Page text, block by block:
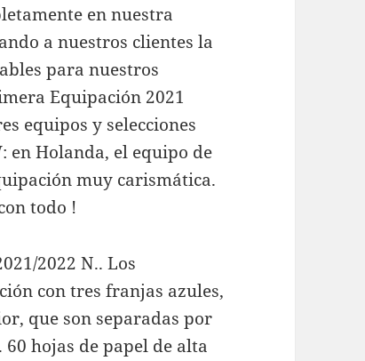
en nuestra
a nuestros clientes la
para nuestros
Equipación 2021
equipos y selecciones
en Holanda, el equipo de
muy carismática.
todo !
2022 N.. Los
con tres franjas azules,
que son separadas por
hojas de papel de alta